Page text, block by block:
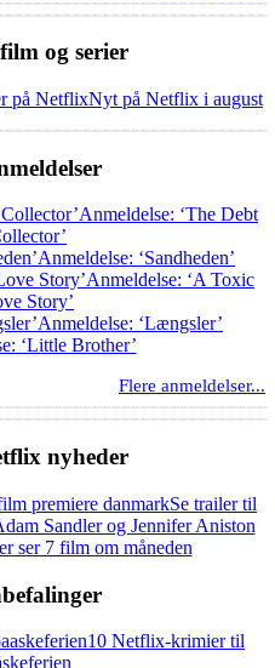
og serier
Nyt på Netflix i august
Anmeldelse: ‘The Debt
Anmeldelse: ‘Sandheden’
Anmeldelse: ‘A Toxic
Story’
Anmeldelse: ‘Længsler’
‘Little Brother’
Flere anmeldelser...
nyheder
Se trailer til
Sandler og Jennifer Aniston
ser 7 film om måneden
10 Netflix-krimier til